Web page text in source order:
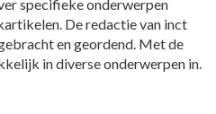
specifieke onderwerpen
De redactie van inct
en geordend. Met de
in diverse onderwerpen in.